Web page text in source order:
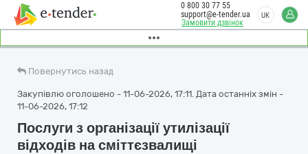
Замовити дзвінок
0 800 30 77 55
support@e-tender.ua
UK
Повернутись назад
Закупівлю оголошено - 11-06-2026, 17:11. Дата останніх змін -
11-06-2026, 17:12
Послуги з організації утилізації
відходів на сміттєзвалищі